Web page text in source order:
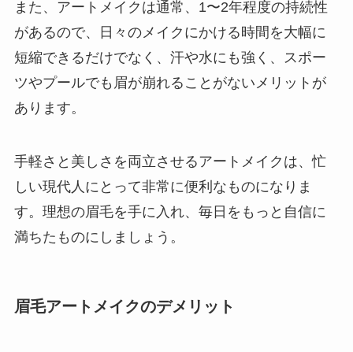
また、アートメイクは通常、1〜2年程度の持続性
があるので、日々のメイクにかける時間を大幅に
短縮できるだけでなく、汗や水にも強く、スポー
ツやプールでも眉が崩れることがないメリットが
あります。
手軽さと美しさを両立させるアートメイクは、忙
しい現代人にとって非常に便利なものになりま
す。理想の眉毛を手に入れ、毎日をもっと自信に
満ちたものにしましょう。
眉毛アートメイクのデメリット